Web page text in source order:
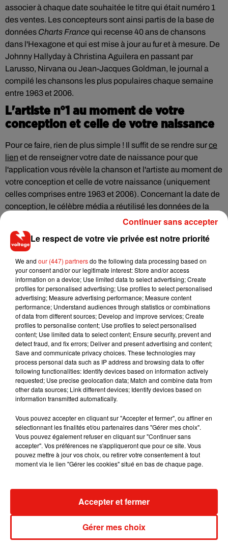
associer à chaque date souhaitée le titre qui était numéro 1
des ventes. Les concepteurs sont ainsi partis de la base de
données Charts Francequi recense 40 ans de chansons
dans l'Hexagone et qui est mise à jour au fur et à mesure. De
Johnny Hallyday à Christina Aguilera en passant par
Larusso, Nirvana ou Jean-Jacques Goldman, le journal a
compilé les chansons les plus populaires chaque semaine
entre 1963 et 2006.
L'artiste n°1 au moment de votre
conception et celle de votre naissance
Pour ce faire, rien de plus simple ! Il suffit de se rendre surce
lien et de renseigner votre date de naissance pour que
l'application vous révèle la chanson et l'artiste au moment de
votre conception et celle de votre naissance (uniquement
celles comprises entre 1963 et 2006). Concernant la date de
conception, le célèbre média a réutilisé les données de la
Haute Autorité de la Santé qui renseigne le temps de
gestation moyen à trente-neuf semaines environ. De notre
côté, en janvier 1989, soit il y a pile 30 ans, le titre à la mode
Musique
7 août 2026
RÜFÜS DU SOL annonce un nouvel
album après sa tournée mondiale
7 août 2026
collaboration tant attendue
dimension avec son premier...
Le respect de votre vie privée est notre priorité
We and our (447) partnersdo the following data processing based on
your consent and/or our legitimate interest: Store and/or access
information on a device; Use limited data to select advertising; Create
profiles for personalised advertising; Use profiles to select personalised
advertising; Measure advertising performance; Measure content
performance; Understand audiences through statistics or combinations
of data from different sources; Develop and improve services; Create
profiles to personalise content; Use profiles to select personalised
content; Use limited data to select content; Ensure security, prevent and
detect fraud, and fix errors; Deliver and present advertising and content;
Save and communicate privacy choices. These technologies may
process personal data such as IP address and browsing data to offer
following functionalities: Identify devices based on information actively
requested; Use precise geolocation data; Match and combine data from
other data sources; Link different devices; Identify devices based on
information transmitted automatically.
Vous pouvez accepter en cliquant sur "Accepter et fermer", ou affiner en
sélectionnant les finalités et/ou partenaires dans "Gérer mes choix".
Vous pouvez également refuser en cliquant sur "Continuer sans
accepter". Vos préférences ne s'appliqueront que pour ce site. Vous
pouvez mettre à jour vos choix, ou retirer votre consentement à tout
moment via le lien "Gérer les cookies" situé en bas de chaque page.
Gérer mes choix
Accepter et fermer
Continuer sans accepter